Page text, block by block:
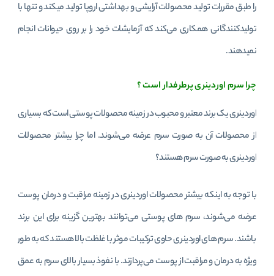
را طبق مقررات تولید محصولات آرایشی و بهداشتی اروپا تولید میکند و تنها با
تولیدکنندگانی همکاری می‌کند که آزمایشات خود را بر روی حیوانات انجام
نمیدهند.
چرا سرم اوردینری پرطرفدار است ؟
اوردینری یک برند معتبر و محبوب در زمینه محصولات پوستی است که بسیاری
از محصولات آن به صورت سرم عرضه می‌شوند. اما چرا بیشتر محصولات
اوردینری به صورت سرم هستند؟
با توجه به اینکه بیشتر محصولات اوردینری در زمینه مراقبت و درمان پوست
عرضه می‌شوند، سرم های پوستی می‌توانند بهترین گزینه برای این برند
باشند. سرم های اوردینری حاوی ترکیبات موثر با غلظت بالا هستند که به طور
ویژه به درمان و مراقبت از پوست می‌پردازند. با نفوذ بسیار بالای سرم به عمق